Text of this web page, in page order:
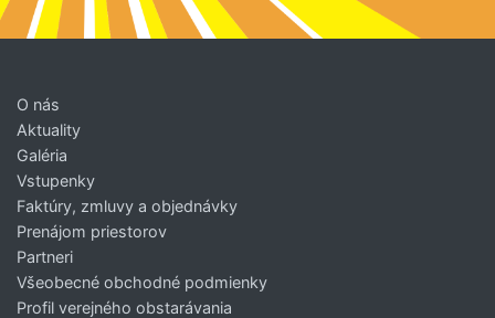
O nás
Aktuality
Galéria
Vstupenky
Faktúry, zmluvy a objednávky
Prenájom priestorov
Partneri
Všeobecné obchodné podmienky
Profil verejného obstarávania